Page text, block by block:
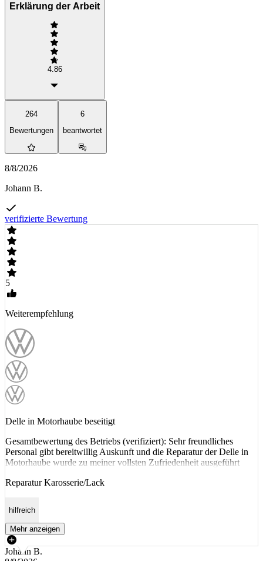
Erklärung der Arbeit
4.86
264
Bewertungen
6
beantwortet
8/8/2026
Johann B.
verifizierte Bewertung
5
Weiterempfehlung
Delle in Motorhaube beseitigt
Gesamtbewertung des Betriebs (verifiziert): Sehr freundliches
Personal gibt bereitwillig Auskunft und die Reparatur der Delle in
Motorhaube wurde zu meiner vollsten Zufriedenheit ausgeführt
Reparatur Karosserie/Lack
hilfreich
Mehr anzeigen
Johann B.